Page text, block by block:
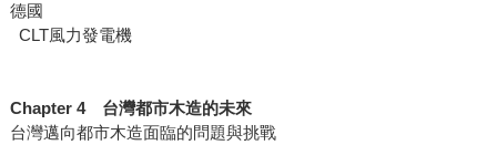
德國
CLT風力發電機
Chapter 4 台灣都市木造的未來
台灣邁向都市木造面臨的問題與挑戰